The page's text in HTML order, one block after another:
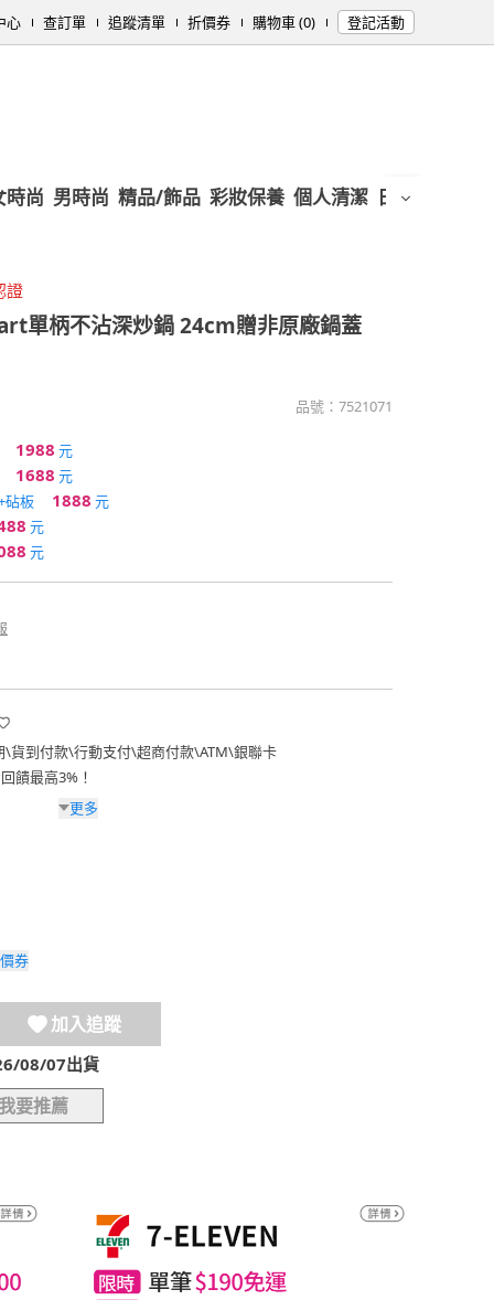
心 查訂單 追蹤清單 折價券 購物車 (0) 登記活動
時尚 男時尚 精品/飾品 彩妝保養 個人清潔 日用/紙品
證
單柄不沾深炒鍋 24cm贈非原廠鍋蓋
品號： 7521071
1988 元
1688 元
砧板
1888 元
元
元
\貨到付款\行動支付\超商付款\ATM\銀聯卡
饋最高3%！
更多
券
加入追蹤
08/07出貨
我要推薦